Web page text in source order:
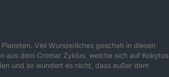
Viel Wunderliches geschah in diesen
aus dem Cromar Zyklus, welche sich auf Kokytos
und so wundert es nicht, dass außer dem